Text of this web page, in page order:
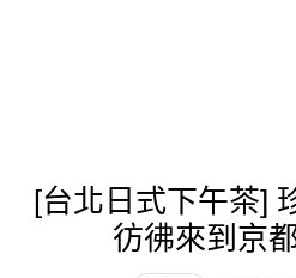
[台北日式下午茶]
彷彿來到京